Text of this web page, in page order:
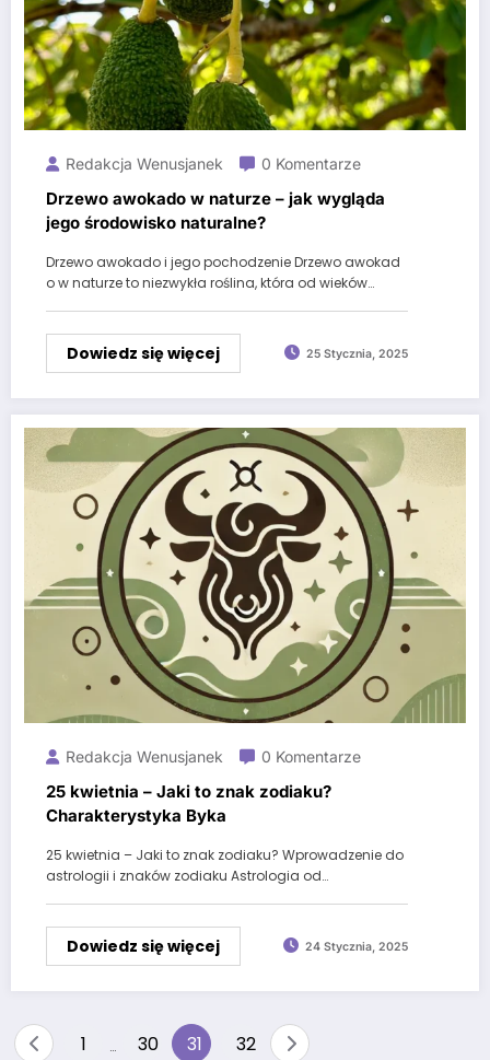
Redakcja Wenusjanek 0 Komentarze
Drzewo awokado w naturze – jak wygląda
jego środowisko naturalne?
Drzewo awokado i jego pochodzenie Drzewo awokad
o w naturze to niezwykła roślina, która od wieków…
Dowiedz się więcej 25 Stycznia, 2025
Redakcja Wenusjanek 0 Komentarze
25 kwietnia – Jaki to znak zodiaku?
Charakterystyka Byka
25 kwietnia – Jaki to znak zodiaku? Wprowadzenie do
astrologii i znaków zodiaku Astrologia od…
Dowiedz się więcej 24 Stycznia, 2025
Stronicowanie
1 30 31 32